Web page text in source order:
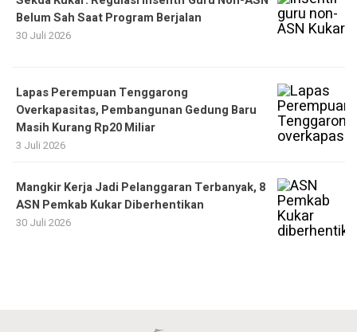
Belum Sah Saat Program Berjalan
30 Juli 2026
Lapas Perempuan Tenggarong
Overkapasitas, Pembangunan Gedung Baru
Masih Kurang Rp20 Miliar
3 Juli 2026
Mangkir Kerja Jadi Pelanggaran Terbanyak, 8
ASN Pemkab Kukar Diberhentikan
30 Juli 2026